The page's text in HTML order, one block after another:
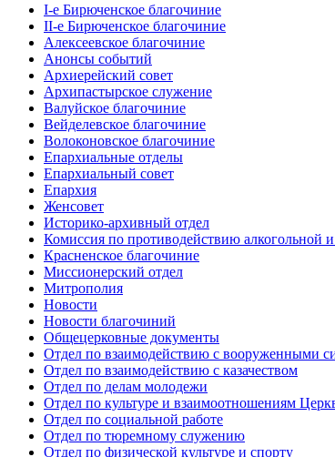
I-е Бирюченское благочиние
II-е Бирюченское благочиние
Алексеевское благочиние
Анонсы событий
Архиерейский совет
Архипастырское служение
Валуйское благочиние
Вейделевское благочиние
Волоконовское благочиние
Епархиальные отделы
Епархиальный совет
Епархия
Женсовет
Историко-архивный отдел
Комиссия по противодействию алкогольной и
Красненское благочиние
Миссионерский отдел
Митрополия
Новости
Новости благочиний
Общецерковные документы
Отдел по взаимодействию с вооруженными
Отдел по взаимодействию с казачеством
Отдел по делам молодежи
Отдел по культуре и взаимоотношениям
Отдел по социальной работе
Отдел по тюремному служению
Отдел по физической культуре и спорту